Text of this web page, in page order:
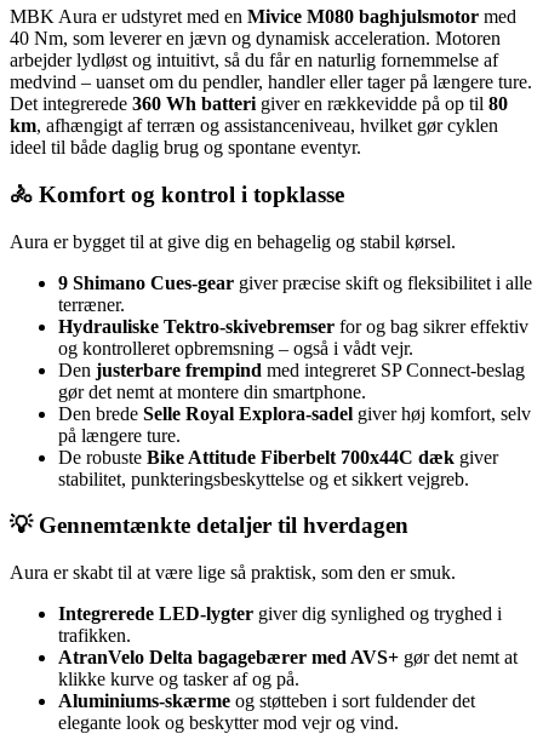
MBK Aura er udstyret med en Mivice M080 baghjulsmotor med
40 Nm, som leverer en jævn og dynamisk acceleration. Motoren
arbejder lydløst og intuitivt, så du får en naturlig fornemmelse af
medvind – uanset om du pendler, handler eller tager på længere ture.
Det integrerede 360 Wh batteri giver en rækkevidde på op til 80
km, afhængigt af terræn og assistanceniveau, hvilket gør cyklen
ideel til både daglig brug og spontane eventyr.
🚴 Komfort og kontrol i topklasse
Aura er bygget til at give dig en behagelig og stabil kørsel.
9 Shimano Cues-gear giver præcise skift og fleksibilitet i alle
terræner.
Hydrauliske Tektro-skivebremser for og bag sikrer effektiv
og kontrolleret opbremsning – også i vådt vejr.
Den justerbare frempind med integreret SP Connect-beslag
gør det nemt at montere din smartphone.
Den brede Selle Royal Explora-sadel giver høj komfort, selv
på længere ture.
De robuste Bike Attitude Fiberbelt 700x44C dæk giver
stabilitet, punkteringsbeskyttelse og et sikkert vejgreb.
💡 Gennemtænkte detaljer til hverdagen
Aura er skabt til at være lige så praktisk, som den er smuk.
Integrerede LED-lygter giver dig synlighed og tryghed i
trafikken.
AtranVelo Delta bagagebærer med AVS+ gør det nemt at
klikke kurve og tasker af og på.
Aluminiums-skærme og støtteben i sort fuldender det
elegante look og beskytter mod vejr og vind.